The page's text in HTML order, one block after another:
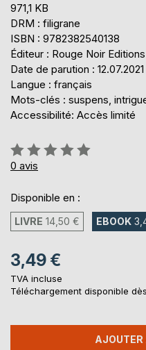
971,1 KB
DRM : filigrane
ISBN : 9782382540138
Éditeur : Rouge Noir Editions
Date de parution : 12.07.2021
Langue : français
Mots-clés : suspens,
Accessibilité: Accès limité
Évaluation:
0%
0 avis
Disponible en :
LIVRE 14,50 € EBOOK
3,49 €
TVA incluse
Téléchargement disponible
AJOUTER